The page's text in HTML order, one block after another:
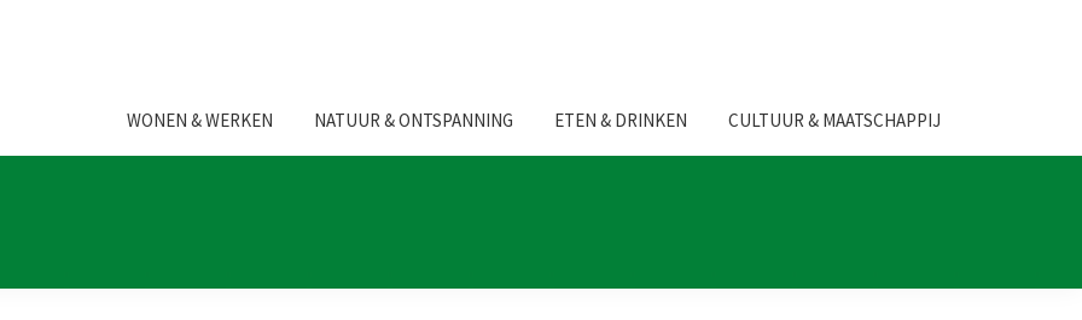
WONEN & WERKEN NATUUR & ONTSPANNING ETEN & DRINKEN CULTUUR & MAATSCHAPPIJ